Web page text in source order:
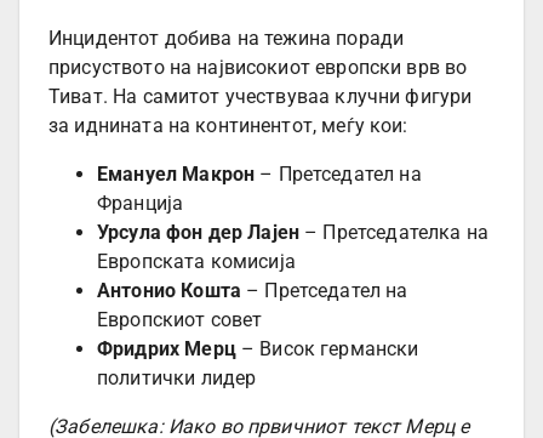
Инцидентот добива на тежина поради
присуството на највисокиот европски врв во
Тиват. На самитот учествуваа клучни фигури
за иднината на континентот, меѓу кои:
Емануел Макрон – Претседател на
Франција
Урсула фон дер Лајен – Претседателка на
Европската комисија
Антонио Кошта – Претседател на
Европскиот совет
Фридрих Мерц– Висок германски
политички лидер
(Забелешка: Иако во првичниот текст Мерц е